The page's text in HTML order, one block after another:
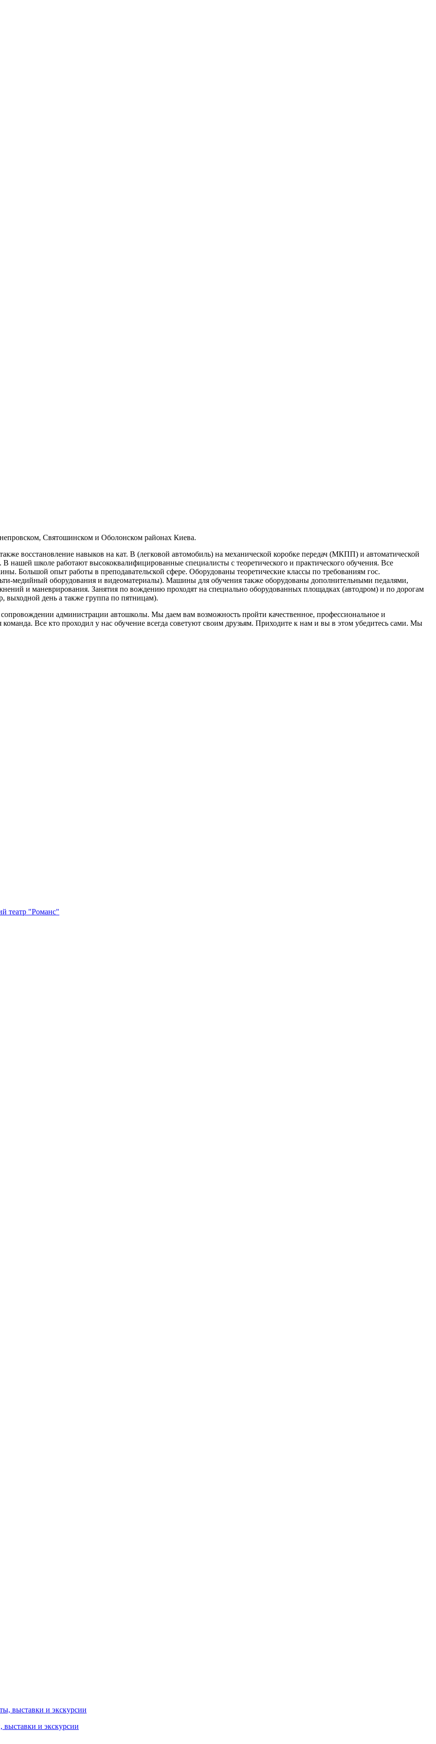
Святошинском и Оболонском районах Киева.
восстановление навыков на кат. В (легковой автомобиль) на механической коробке передач (МКПП) и автоматической
школе работают высококвалифицированные специалисты с теоретического и практического обучения. Все
Большой опыт работы в преподавательской сфере. Оборудованы теоретические классы по требованиям гос.
медийный оборудования и видеоматериалы). Машины для обучения также оборудованы дополнительными педалями,
и маневрирования. Занятия по вождению проходят на специально оборудованных площадках (автодром) и по дорогам
выходной день а также группа по пятницам).
администрации автошколы. Мы даем вам возможность пройти качественное, профессиональное и
Все кто проходил у нас обучение всегда советуют своим друзьям. Приходите к нам и вы в этом убедитесь сами. Мы
театр "Романс"
выставки и экскурсии